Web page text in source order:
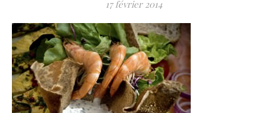
17 février 2014